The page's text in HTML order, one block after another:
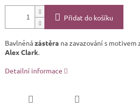
Přidat do košíku
Bavlněnázástěra na zavazování s
Alex Clark.
Detailní informace